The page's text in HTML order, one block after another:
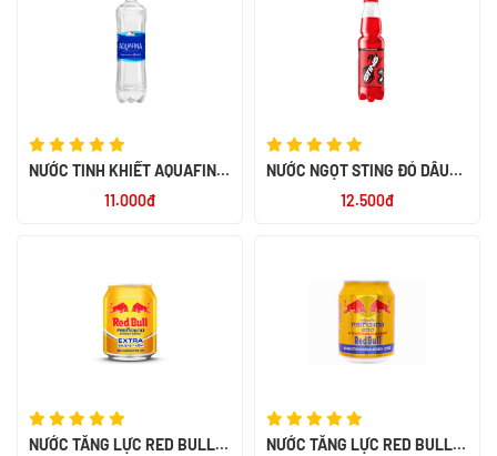
NƯỚC TINH KHIẾT AQUAFINA
11.000đ
NƯỚC NGỌT STING ĐỎ DÂU
12.500đ
NƯỚC TĂNG LỰC RED BULL
NƯỚC TĂNG LỰC RED BULL